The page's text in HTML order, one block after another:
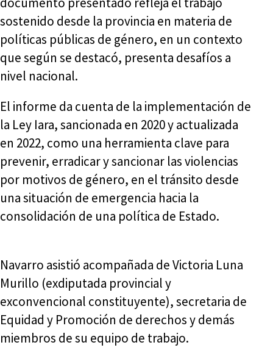
sostenido desde la provincia en materia de
políticas públicas de género, en un contexto
que según se destacó, presenta desafíos a
nivel nacional.
El informe da cuenta de la implementación de
la Ley Iara, sancionada en 2020 y actualizada
en 2022, como una herramienta clave para
prevenir, erradicar y sancionar las violencias
por motivos de género, en el tránsito desde
una situación de emergencia hacia la
consolidación de una política de Estado.
Navarro asistió acompañada de Victoria Luna
Murillo (exdiputada provincial y
exconvencional constituyente), secretaria de
Equidad y Promoción de derechos y demás
miembros de su equipo de trabajo.